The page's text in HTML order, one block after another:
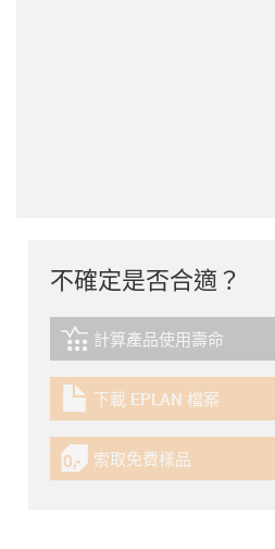
不確定是否合適？
igus-icon-lebensdauerrechner
計算產品使用壽命
igus-icon-download-plan
下載 EPLAN 檔案
igus-icon-gratismuster
索取免費樣品